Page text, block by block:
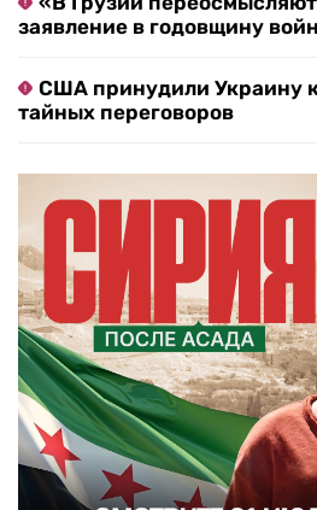
заявление в годовщину
США принудили Украину
тайных переговоров